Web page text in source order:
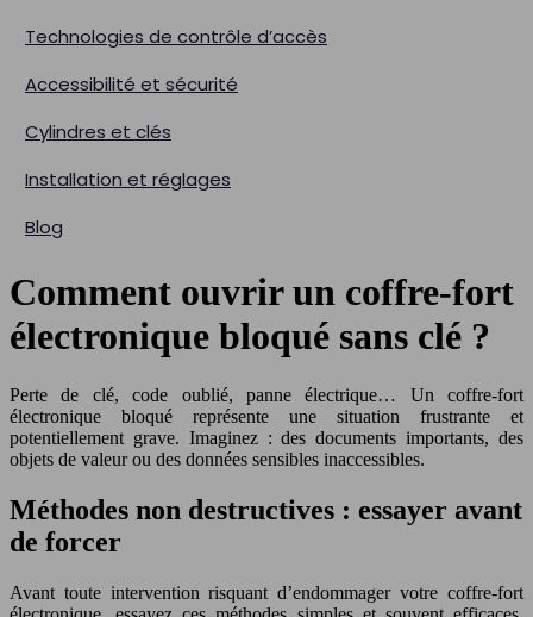
Technologies de contrôle d’accès
Accessibilité et sécurité
Cylindres et clés
Installation et réglages
Blog
Comment ouvrir un coffre-fort
électronique bloqué sans clé ?
Perte de clé, code oublié, panne électrique… Un coffre-fort
électronique bloqué représente une situation frustrante et
potentiellement grave. Imaginez : des documents importants, des
objets de valeur ou des données sensibles inaccessibles.
Méthodes non destructives : essayer avant
de forcer
Avant toute intervention risquant d’endommager votre coffre-fort